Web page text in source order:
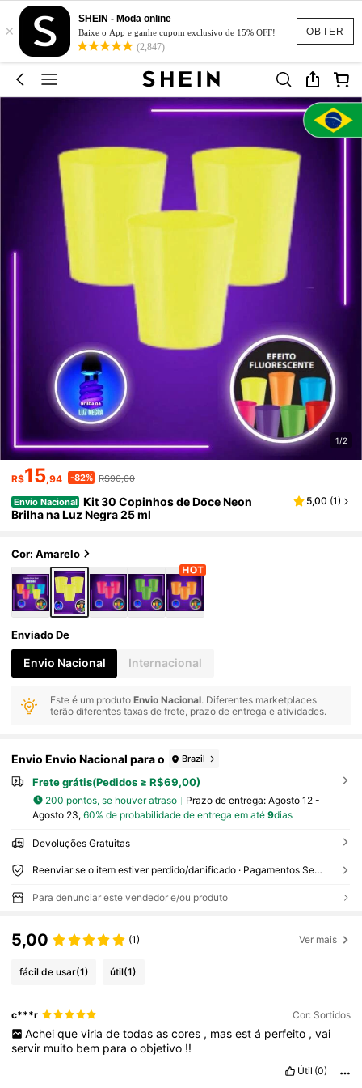
OBTER
×
SHEIN - Moda online
Baixe o App e ganhe cupom exclusivo de 15% OFF!
(2,847)
1/2
R$15,94 -82% R$90,00
Envio Nacional Kit 30 Copinhos de Doce Neon
Brilha na Luz Negra 25 ml
5,00 (1)
Cor: Amarelo
Enviado De
Envio Nacional Internacional
Este é um produtoEnvio Nacional. Diferentes marketplaces
terão diferentes taxas de frete, prazo de entrega e atividades.
Envio Envio Nacional para o Brazil
Frete grátis(Pedidos ≥ R$69,00)
200 pontos, se houver atraso Prazo de entrega: Agosto 12 -
Agosto 23, 60% de probabilidade de entrega em até 9dias
Devoluções Gratuitas
Reenviar se o item estiver perdido/danificado · Pagamentos Seguros · Proteção de privacidade
Para denunciar este vendedor e/ou produto
5,00 (1) Ver mais
fácil de usar(1) útil(1)
c***r Cor: Sortidos
Achei que viria de todas as cores , mas est á perfeito , vai
servir muito bem paraoobjetivo !!
Útil (0)